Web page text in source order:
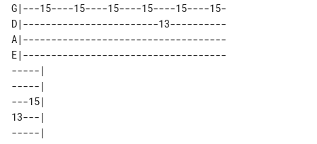
G|---15----15----15----15----15----15-
D|------------------------13----------
A|------------------------------------
E|------------------------------------
-----|
-----|
---15|
13---|
-----|